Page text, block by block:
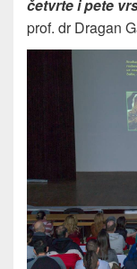
četvrte i pete
prof. dr Dragan